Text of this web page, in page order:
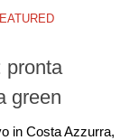
pronta
green
in Costa Azzurra,